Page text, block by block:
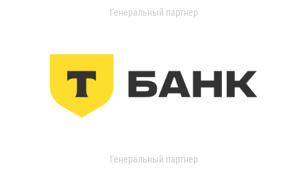
Генеральный партнер
Генеральный партнер